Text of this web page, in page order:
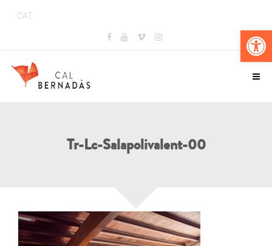
CAT
Tr-Lc-Salapolivalent-00